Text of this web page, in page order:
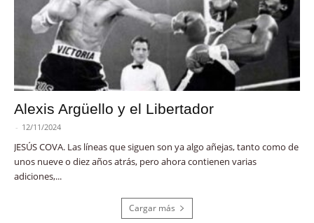
Alexis Argüello y el Libertador
- 12/11/2024
JESÚS COVA. Las líneas que siguen son ya algo añejas, tanto como de
unos nueve o diez años atrás, pero ahora contienen varias
adiciones,...
Cargar más